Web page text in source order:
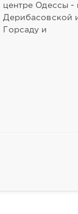
центре Одессы -
Дерибасовской
Горсаду и